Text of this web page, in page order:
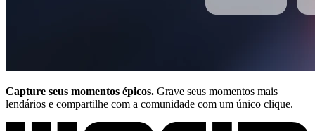
Capture seus momentos épicos. Grave seus momentos mais
lendários e compartilhe com a comunidade com um único clique.